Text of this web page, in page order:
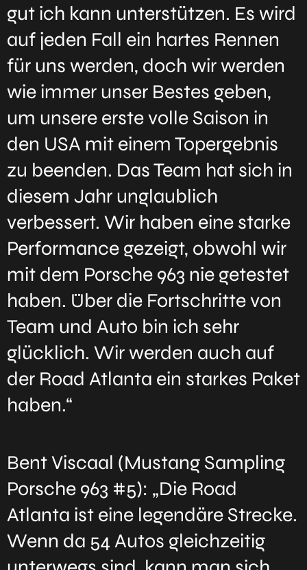
gut ich kann unterstützen. Es wird
auf jeden Fall ein hartes Rennen
für uns werden, doch wir werden
wie immer unser Bestes geben,
um unsere erste volle Saison in
den USA mit einem Topergebnis
zu beenden. Das Team hat sich in
diesem Jahr unglaublich
verbessert. Wir haben eine starke
Performance gezeigt, obwohl wir
mit dem Porsche 963 nie getestet
haben. Über die Fortschritte von
Team und Auto bin ich sehr
glücklich. Wir werden auch auf
der Road Atlanta ein starkes Paket
haben.“
Bent Viscaal (Mustang Sampling
Porsche 963 #5): „Die Road
Atlanta ist eine legendäre Strecke.
Wenn da 54 Autos gleichzeitig